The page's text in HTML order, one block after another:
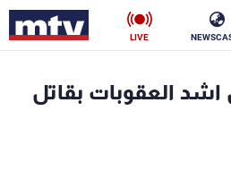
LIVE
اشد العقوبات بقاتل